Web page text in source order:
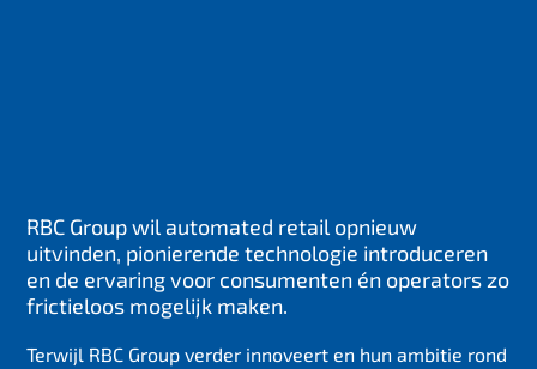
RBC Group wil automated retail opnieuw
uitvinden, pionierende technologie introduceren
en de ervaring voor consumenten én operators zo
frictieloos mogelijk maken.
Terwijl RBC Group verder innoveert en hun ambitie rond